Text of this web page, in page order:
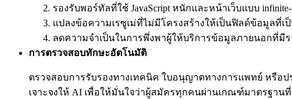
รองรับพอร์ทัลที่ใช้ JavaScript หนักและหน้าเว็บแบบ infinite-
แปลงข้อความเรซูเม่ที่ไม่มีโครงสร้างให้เป็นฟิลด์ข้อมูลที่เป็
ลดความจำเป็นในการพึ่งพาผู้ให้บริการข้อมูลภายนอกที่มี
การตรวจสอบทักษะอัตโนมัติ
ตรวจสอบการรับรองทางเทคนิค ใบอนุญาตทางการแพทย์ หรือ
เจาะจงให้ AI เพื่อให้มั่นใจว่าผู้สมัครทุกคนผ่านเกณฑ์มาตรฐา